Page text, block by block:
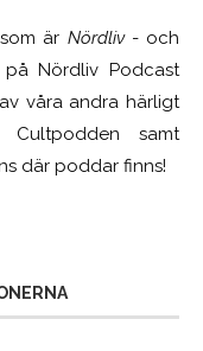
är Nördliv- och
Nördliv Podcast
våra andra härligt
samt
där poddar finns!